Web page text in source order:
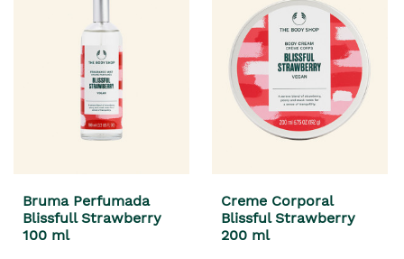
Bruma Perfumada
Blissfull Strawberry
100 ml
Creme Corporal
Blissful Strawberry
200 ml